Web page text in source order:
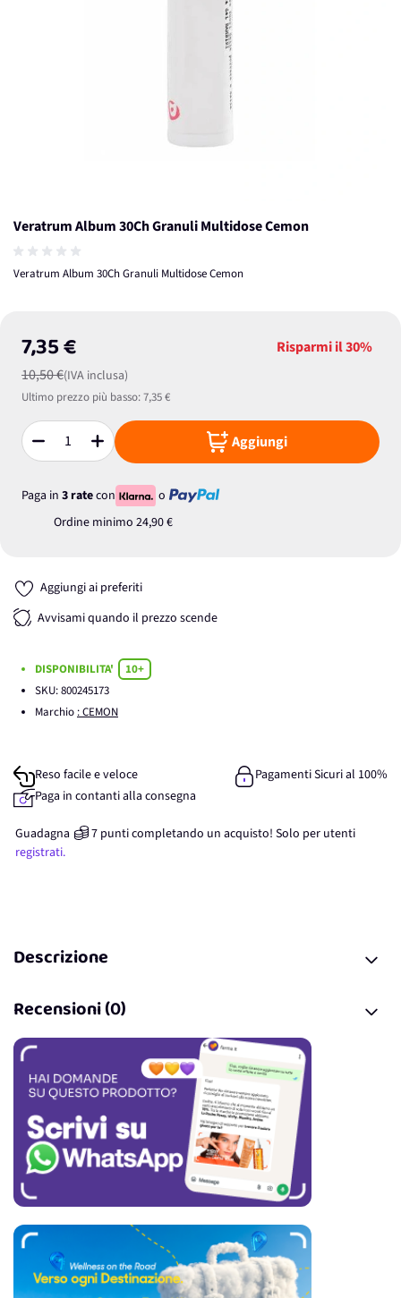
Veratrum Album 30Ch Granuli Multidose Cemon
Veratrum Album 30Ch Granuli Multidose Cemon
7,35 €
10,50 €(IVA inclusa)
Risparmi il30%
Ultimo prezzo più basso:7,35 €
Quantità Aggiungi
Paga in 3 ratecon
o
Ordine minimo 24,90 €
Aggiungi ai preferiti
Avvisami quando il prezzo scende
DISPONIBILITA'
10+
SKU:800245173
Marchio : CEMON
Reso facile e veloce
Pagamenti Sicuri al 100%
Paga in contanti alla consegna
Guadagna 7 punticompletando un acquisto! Solo per utenti
registrati.
Descrizione
Recensioni (0)